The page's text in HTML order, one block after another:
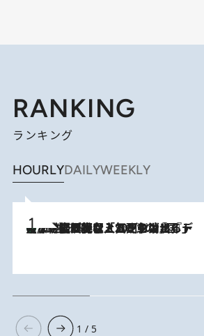
RANKING
ランキング
HOURLYDAILYWEEKLY
2026.8.5
【なぜ吉沢亮は「気配を消せる」のか？】興行収入208億の『国宝』を経て挑むミュージカル『ディア・エヴァン・ハンセン』。トップ俳優が舞台上でさらけ出した“孤独”とは
1 / 5